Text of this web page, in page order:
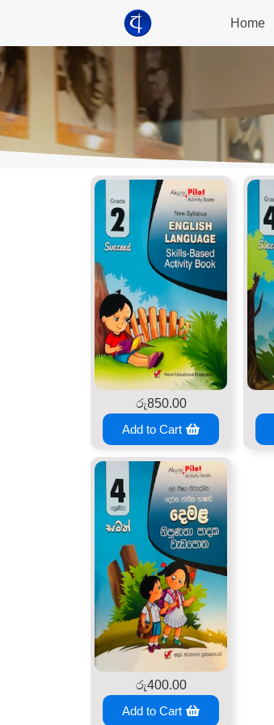
Home
රු850.00
Add to Cart
රු400.00
Add to Cart